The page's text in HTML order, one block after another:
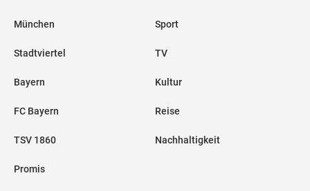
München
Stadtviertel
Bayern
FC Bayern
TSV 1860
Promis
Sport
TV
Kultur
Reise
Nachhaltigkeit